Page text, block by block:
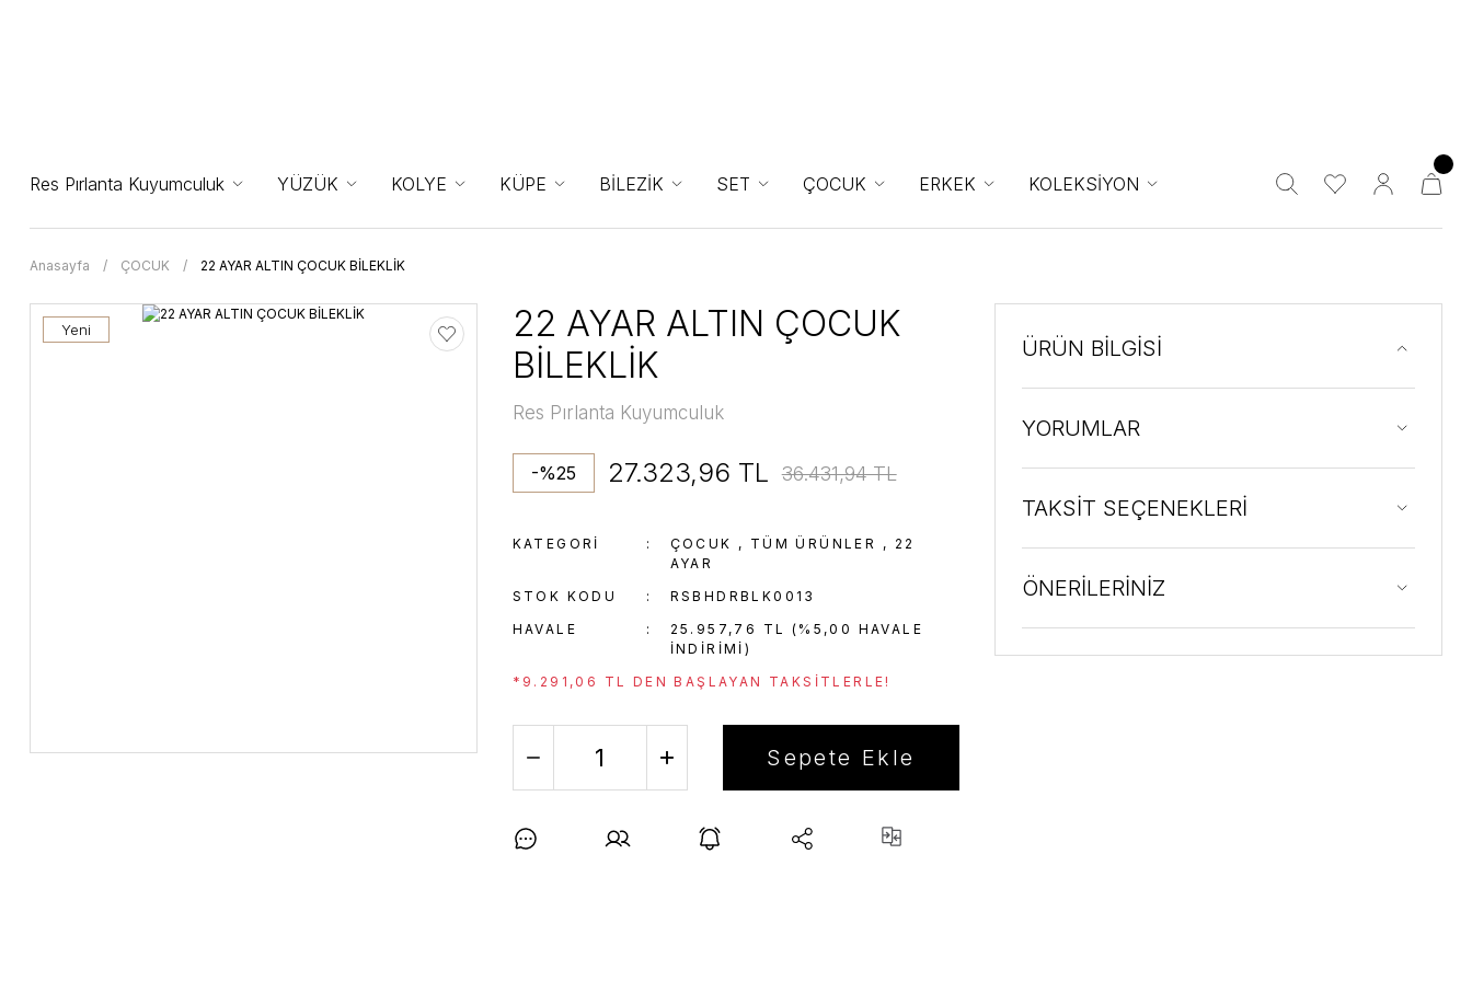
Res Pırlanta Kuyumculuk YÜZÜK KOLYE KÜPE BİLEZİK SET ÇOCUK ERKEK KOLEKSİYON
Anasayfa ÇOCUK 22 AYAR ALTIN ÇOCUK BİLEKLİK
Yeni
22 AYAR ALTIN ÇOCUK
BİLEKLİK
Res Pırlanta Kuyumculuk
-%25 27.323,96 TL 36.431,94 TL
KATEGORI ÇOCUK , TÜM ÜRÜNLER , 22
AYAR
STOK KODU
RSBHDRBLK0013
HAVALE
25.957,76 TL (%5,00 HAVALE
INDIRIMI)
*9.291,06 TL DEN BAŞLAYAN TAKSITLERLE!
Sepete Ekle
ÜRÜN BİLGİSİ
YORUMLAR
TAKSİT SEÇENEKLERİ
ÖNERİLERİNİZ